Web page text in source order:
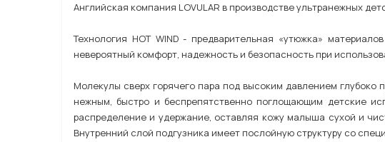
Английская компания LOVULAR в производстве ультранежных
Технология НОТ WIND - предварительная «утюжка»
невероятный комфорт, надежность и безопасность при
Молекулы сверх горячего пара под высоким давлением глубоко
нежным, быстро и беспрепятственно поглощающим детские
распределение и удержание, оставляя кожу малыша сухой и
Внутренний слой подгузника имеет послойную структуру со